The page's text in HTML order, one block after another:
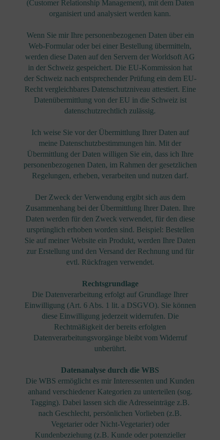
(Customer Relationship Management), mit dem Daten
organisiert und analysiert werden kann.
Wenn Sie mir Ihre personenbezogenen Daten über ein
Web-Formular oder bei einer Bestellung übermitteln,
werden diese Daten auf den Servern der Worldsoft AG
in der Schweiz gespeichert. Die EU-Kommission hat
der Schweiz nach entsprechender Prüfung ein dem EU-
Recht vergleichbares Datenschutzniveau attestiert. Eine
Datenübermittlung von der EU in die Schweiz ist
datenschutzrechtlich zulässig.
Ich weise Sie vor der Übermittlung Ihrer Daten auf
meine Datenschutzbestimmungen hin. Mit der
Übermittlung der Daten willigen Sie ein, dass ich Ihre
personenbezogenen Daten, im Rahmen der gesetzlichen
Regelungen, erheben, verarbeiten und nutzen darf.
Der Zweck der Verwendung ergibt sich aus dem
Zusammenhang bei der Übermittlung Ihrer Daten. Ihre
Daten werden für den Zweck verwendet, für den diese
ursprünglich erhoben worden sind. Beispiel: Bestellen
Sie auf meiner Website ein Produkt, werden Ihre Daten
zur Erstellung und den Versand der Rechnung und für
evtl. Rückfragen verwendet.
Rechtsgrundlage
Die Datenverarbeitung erfolgt auf Grundlage Ihrer
Einwilligung (Art. 6 Abs. 1 lit. a DSGVO). Sie können
diese Einwilligung jederzeit widerrufen. Die
Rechtmäßigkeit der bereits erfolgten
Datenverarbeitungsvorgänge bleibt vom Widerruf
unberührt.
Datenanalyse durch die WBS
Die WBS ermöglicht es mir Interessenten und Kunden
anhand verschiedener Kategorien zu unterteilen (sog.
Tagging). Dabei lassen sich die Adresseinträge z.B.
nach Geschlecht, persönlichen Vorlieben (z.B.
Vegetarier oder Nicht-Vegetarier) oder
Kundenbeziehung (z.B. Kunde oder potenzieller